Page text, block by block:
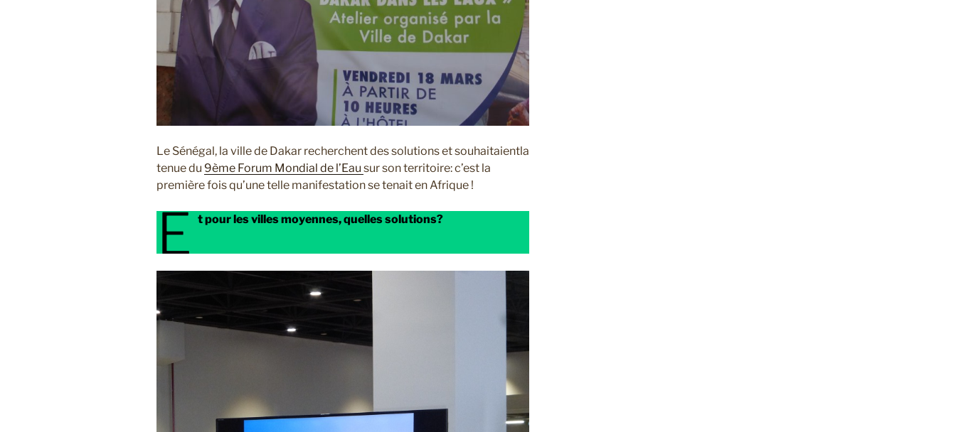
Le Sénégal, la ville de Dakar recherchent des solutions et souhaitaientla
tenue du 9ème Forum Mondial de l’Eau sur son territoire: c’est la
première fois qu’une telle manifestation se tenait en Afrique !
E t pour les villes moyennes, quelles solutions?